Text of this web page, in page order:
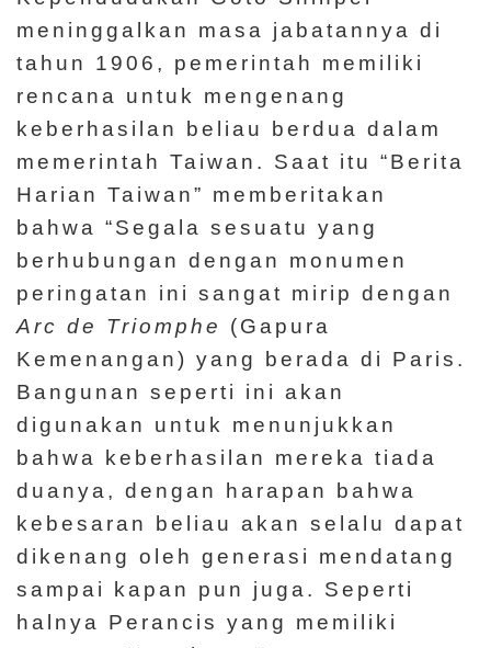
s
中
文
E
gli
s
h
日
本
ế
n
g
Vi
ệt
meninggalkan masa jabatannya di
tahun 1906, pemerintah memiliki
rencana untuk mengenang
keberhasilan beliau berdua dalam
memerintah Taiwan. Saat itu “Berita
Harian Taiwan” memberitakan
bahwa “Segala sesuatu yang
berhubungan dengan monumen
peringatan ini sangat mirip dengan
Arc de Triomphe (Gapura
Kemenangan) yang berada di Paris.
Bangunan seperti ini akan
digunakan untuk menunjukkan
bahwa keberhasilan mereka tiada
duanya, dengan harapan bahwa
kebesaran beliau akan selalu dapat
dikenang oleh generasi mendatang
sampai kapan pun juga. Seperti
halnya Perancis yang memiliki